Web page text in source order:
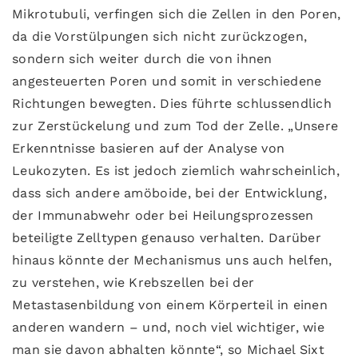
Mikrotubuli, verfingen sich die Zellen in den Poren,
da die Vorstülpungen sich nicht zurückzogen,
sondern sich weiter durch die von ihnen
angesteuerten Poren und somit in verschiedene
Richtungen bewegten. Dies führte schlussendlich
zur Zerstückelung und zum Tod der Zelle. „Unsere
Erkenntnisse basieren auf der Analyse von
Leukozyten. Es ist jedoch ziemlich wahrscheinlich,
dass sich andere amöboide, bei der Entwicklung,
der Immunabwehr oder bei Heilungsprozessen
beteiligte Zelltypen genauso verhalten. Darüber
hinaus könnte der Mechanismus uns auch helfen,
zu verstehen, wie Krebszellen bei der
Metastasenbildung von einem Körperteil in einen
anderen wandern – und, noch viel wichtiger, wie
man sie davon abhalten könnte“, so Michael Sixt